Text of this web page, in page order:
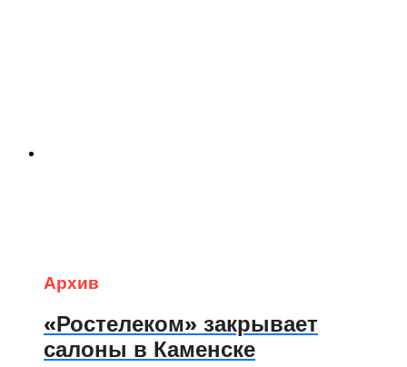
Архив
«Ростелеком» закрывает
салоны в Каменске